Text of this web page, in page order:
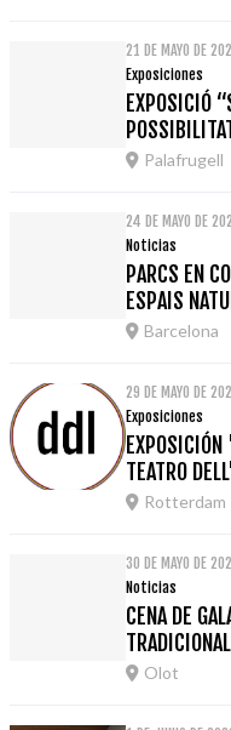
21 DE MAYO DE
Exposiciones
EXPOSICIÓ
Palafrugell
24 DE MAYO DE
Noticias
PARCS EN
ESPAIS
Barcelona
29 DE MAYO DE
Exposiciones
TEATRO
Rotterdam
30 DE MAYO DE
Noticias
CENA DE
Olot